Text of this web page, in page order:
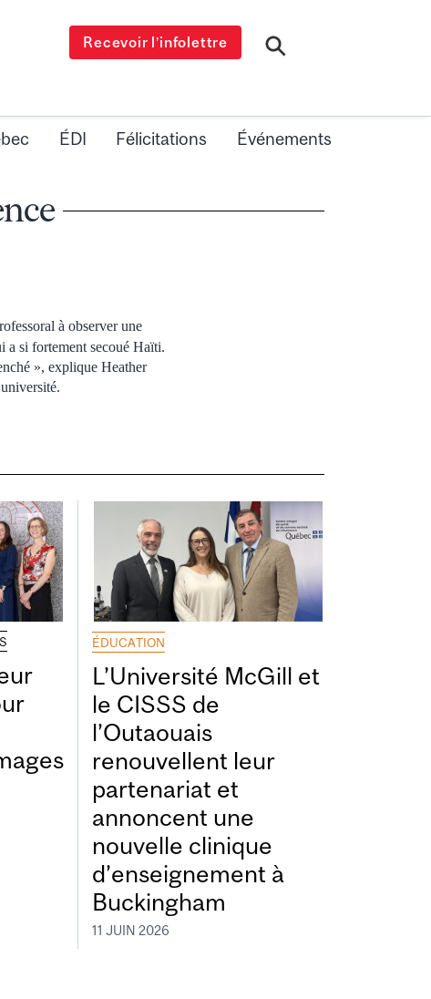
Recevoir l’infolettre
ÉDI Félicitations Événements
à observer une
a si fortement secoué Haïti.
», explique Heather
ÉDUCATION
L’Université McGill et
le CISSS de
l’Outaouais
renouvellent leur
partenariat et
annoncent une
nouvelle clinique
d’enseignement à
Buckingham
11 JUIN 2026